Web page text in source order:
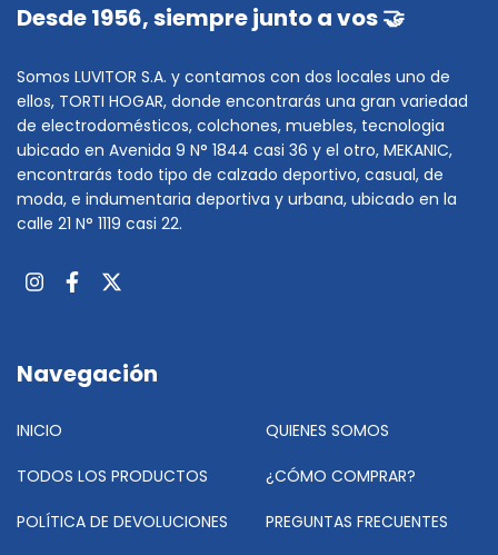
Desde 1956, siempre junto a vos 🤝
Somos LUVITOR S.A. y contamos con dos locales uno de
ellos, TORTI HOGAR, donde encontrarás una gran variedad
de electrodomésticos, colchones, muebles, tecnologia
ubicado en Avenida 9 N° 1844 casi 36 y el otro, MEKANIC,
encontrarás todo tipo de calzado deportivo, casual, de
moda, e indumentaria deportiva y urbana, ubicado en la
calle 21 N° 1119 casi 22.
Navegación
INICIO QUIENES SOMOS
TODOS LOS PRODUCTOS ¿CÓMO COMPRAR?
POLÍTICA DE DEVOLUCIONES PREGUNTAS FRECUENTES